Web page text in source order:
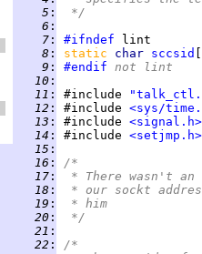
   5
:
*/
   6
:
   7
: #ifndef
   8
: static char sccsid
   9
: #endif not lint
  10
:
  11
: #include
  12
: #include <sys/
  13
: #include <signal.h>
  14
: #include <setjmp.h>
  15
:
  16
:
/*
  17
:
* There wasn't
  18
:
* our sockt
  19
:
* him
  20
:
*/
  21
:
  22
:
/*